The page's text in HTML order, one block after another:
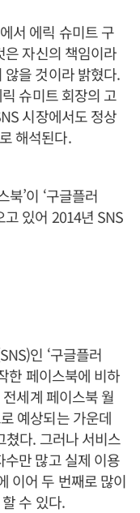
서 에릭 슈미트 구
은 자신의 책임이라
을 것이라 밝혔다.
슈미트 회장의 고
시장에서도 정상
해석된다.
’이 ‘구글플러
고 있어 2014년 SNS
인 ‘구글플러
한 페이스북에 비하
세계 페이스북 월
예상되는 가운데
다. 그러나 서비스
수만 많고 실제 이용
이어 두 번째로 많이
수 있다.